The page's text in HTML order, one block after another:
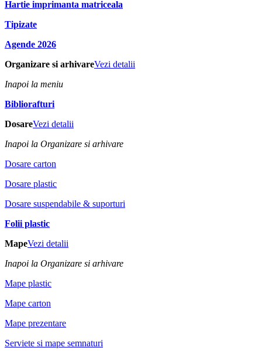
Hartie imprimanta matriceala
Tipizate
Agende 2026
Organizare si arhivareVezi detalii
Inapoi la meniu
Bibliorafturi
DosareVezi detalii
Inapoi la Organizare si arhivare
Dosare carton
Dosare plastic
Dosare suspendabile & suporturi
Folii plastic
MapeVezi detalii
Inapoi la Organizare si arhivare
Mape plastic
Mape carton
Mape prezentare
Serviete si mape semnaturi